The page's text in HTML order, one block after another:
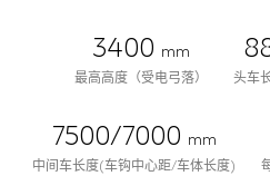
3400 mm
最高高度（受电弓落）
头车
7500/7000 mm
中间车长度(车钩中心距/车体长度)